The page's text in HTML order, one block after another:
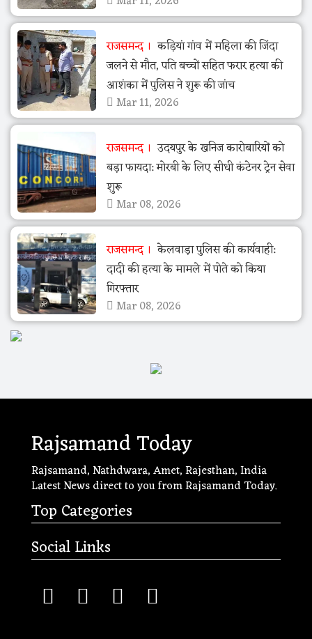
राजसमन्द
कड़ियां गांव में महिला की जिंदा
जलने से मौत, पति बच्चों सहित फरार हत्या की
आशंका में पुलिस ने शुरू की जांच
Mar 11, 2026
राजसमन्द
उदयपुर के खनिज कारोबारियों को
बड़ा फायदा: मोरबी के लिए सीधी कंटेनर ट्रेन सेवा
शुरू
Mar 08, 2026
राजसमन्द
केलवाड़ा पुलिस की कार्यवाही:
दादी की हत्या के मामले में पोते को किया
गिरफ्तार
Mar 08, 2026
Rajsamand Today
Rajsamand, Nathdwara, Amet, Rajesthan, India
Latest News direct to you from Rajsamand Today.
Top Categories
Social Links